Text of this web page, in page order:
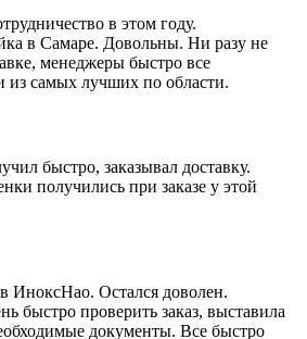
в этом году.
в Самаре. Довольны. Ни разу не
менеджеры быстро все
самых лучших по области.
быстро, заказывал доставку.
получились при заказе у этой
ИноксНао. Остался доволен.
быстро проверить заказ, выставила
документы. Все быстро